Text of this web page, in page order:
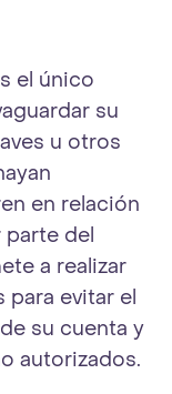
el único
su
u otros
en relación
parte del
a realizar
para evitar el
su cuenta y
autorizados.